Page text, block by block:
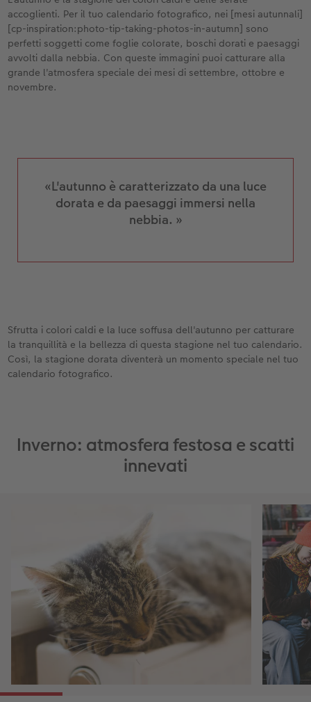
immagini siano in armonia tra loro, per
ottenere un aspetto coerente del tuo
calendario.
accoglienti. Per il tuo calendario fotografico, nei [mesi autunnali]
[cp-inspiration:photo-tip-taking-photos-in-autumn] sono
perfetti soggetti come foglie colorate, boschi dorati e paesaggi
avvolti dalla nebbia. Con queste immagini puoi catturare alla
grande l'atmosfera speciale dei mesi di settembre, ottobre e
novembre.
«L'autunno è caratterizzato da una luce
dorata e da paesaggi immersi nella
nebbia. »
Sfrutta i colori caldi e la luce soffusa dell'autunno per catturare
la tranquillità e la bellezza di questa stagione nel tuo calendario.
Così, la stagione dorata diventerà un momento speciale nel tuo
calendario fotografico.
Inverno: atmosfera festosa e scatti
innevati